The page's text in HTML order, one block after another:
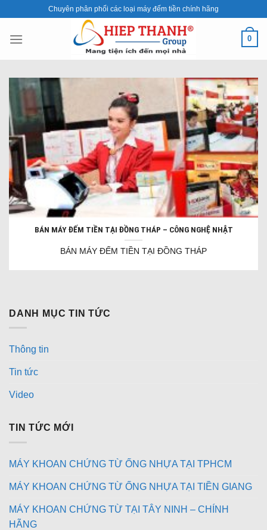
content
Chuyên phân phối các loại máy đếm tiền chính hãng
0
BÁN MÁY ĐẾM TIỀN TẠI ĐỒNG THÁP – CÔNG NGHỆ NHẬT
BÁN MÁY ĐẾM TIỀN TẠI ĐỒNG THÁP
DANH MỤC TIN TỨC
Thông tin
Tin tức
Video
TIN TỨC MỚI
MÁY KHOAN CHỨNG TỪ ỐNG NHỰA TẠI TPHCM
MÁY KHOAN CHỨNG TỪ ỐNG NHỰA TẠI TIỀN GIANG
MÁY KHOAN CHỨNG TỪ TẠI TÂY NINH – CHÍNH
HÃNG